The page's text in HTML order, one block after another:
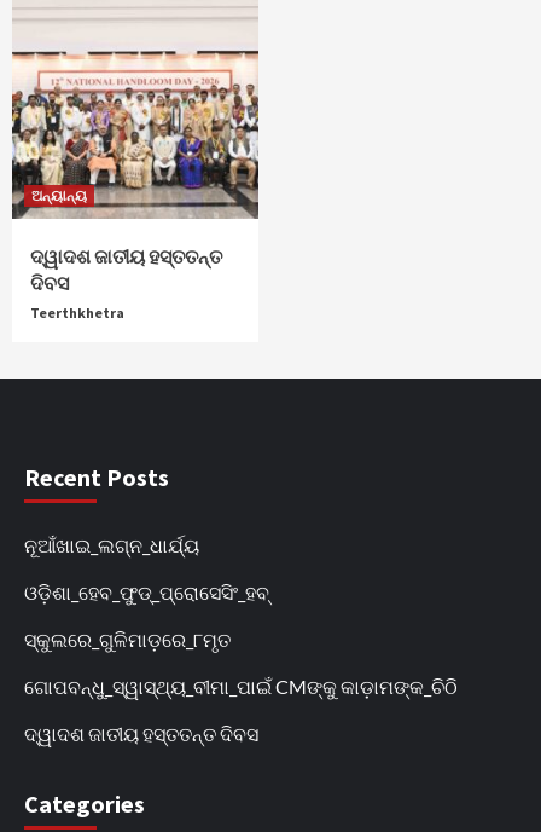
ଅନ୍ୟାନ୍ୟ
ଦ୍ୱାଦଶ ଜାତୀୟ ହସ୍ତତନ୍ତ
ଦିବସ
Teerthkhetra
Recent Posts
ନୂଆଁଖାଇ_ଲଗ୍ନ_ଧାର୍ଯ୍ୟ
ଓଡ଼ିଶା_ହେବ_ଫୁଡ୍‌_ପ୍ରୋସେସିଂ_ହବ୍‌
ସ୍କୁଲରେ_ଗୁଳିମାଡ଼ରେ_୮ମୃତ
ଗୋପବନ୍ଧୁ_ସ୍ୱାସ୍ଥ୍ୟ_ବୀମା_ପାଇଁ CMଙ୍କୁ କାଡ଼ାମଙ୍କ_ଚିଠି
ଦ୍ୱାଦଶ ଜାତୀୟ ହସ୍ତତନ୍ତ ଦିବସ
Categories